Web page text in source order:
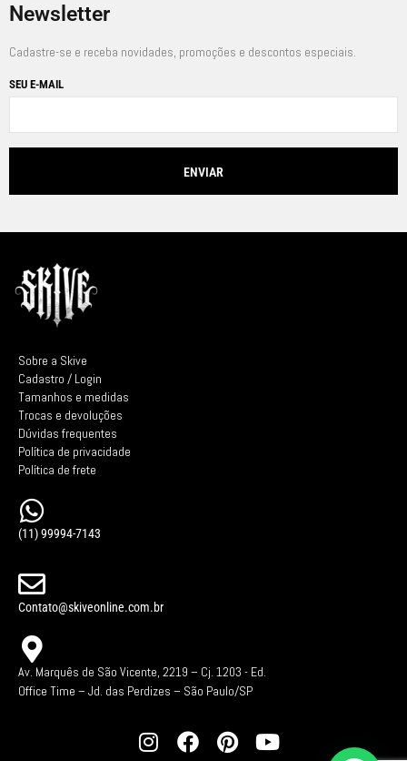
Newsletter
Cadastre-se e receba novidades, promoções e descontos especiais.
SEU E-MAIL
Sobre a Skive
Cadastro / Login
Tamanhos e medidas
Trocas e devoluções
Dúvidas frequentes
Política de privacidade
Política de frete
(11) 99994-7143
Contato@skiveonline.com.br
Av. Marquês de São Vicente, 2219 – Cj. 1203 - Ed.
Office Time – Jd. das Perdizes – São Paulo/SP